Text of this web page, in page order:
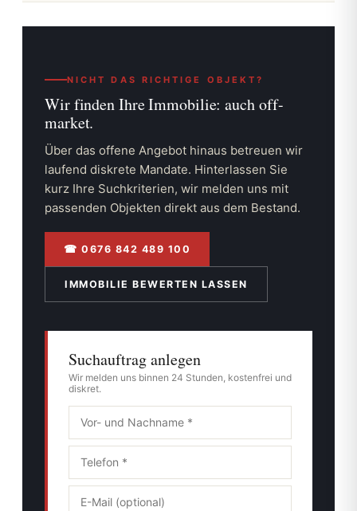
NICHT DAS RICHTIGE OBJEKT?
Wir finden Ihre Immobilie:auch off-
market.
Über das offene Angebot hinaus betreuen wir
laufend diskrete Mandate. Hinterlassen Sie
kurz Ihre Suchkriterien, wir melden uns mit
passenden Objekten direkt aus dem Bestand.
☎ 0676 842 489 100
IMMOBILIE BEWERTEN LASSEN
Suchauftrag anlegen
Wir melden uns binnen 24 Stunden, kostenfrei und
diskret.